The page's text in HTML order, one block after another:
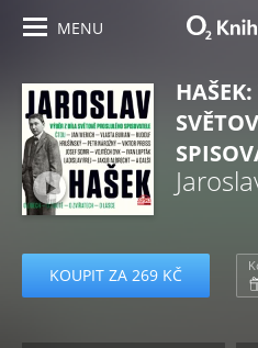
MENU
KOUPIT ZA 269 KČ